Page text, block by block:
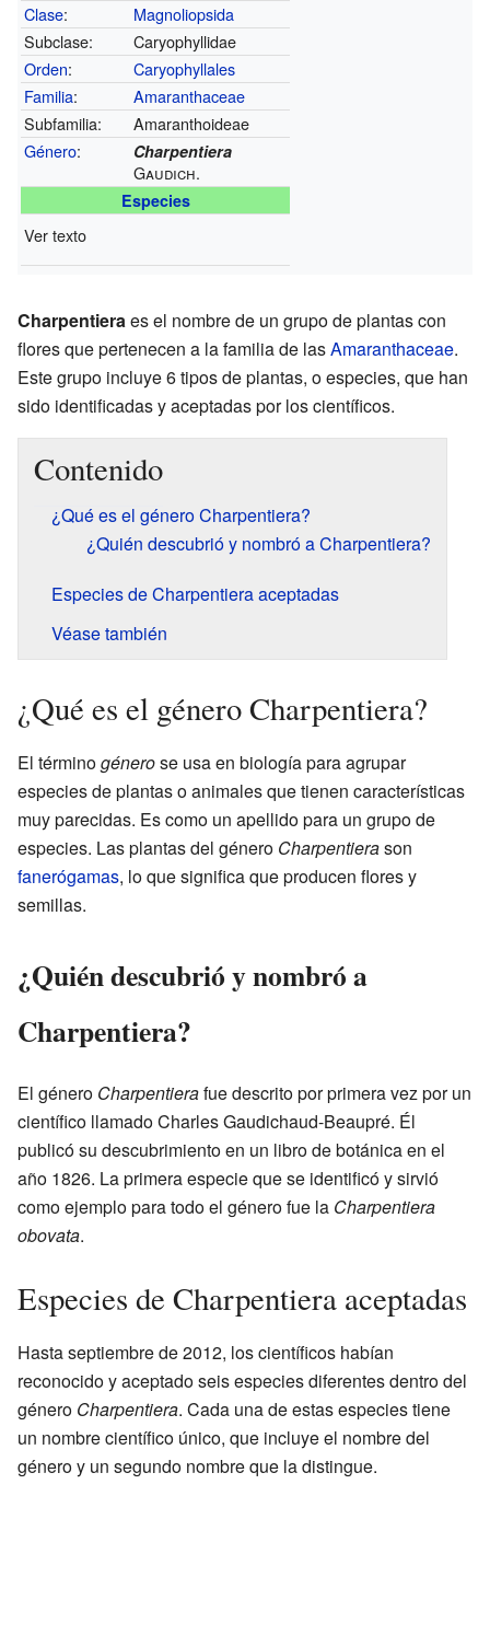
Clase:
Magnoliopsida
Subclase:
Caryophyllidae
Orden:
Caryophyllales
Familia:
Amaranthaceae
Subfamilia:
Amaranthoideae
Género: Charpentiera
Gaudich.
Especies
Ver texto
Charpentieraes el nombre de un grupo de plantas con
flores que pertenecen a la familia de lasAmaranthaceae.
Este grupo incluye 6 tipos de plantas, o especies, que han
sido identificadas y aceptadas por los científicos.
Contenido
¿Qué es el género Charpentiera?
¿Quién descubrió y nombró a Charpentiera?
Especies de Charpentiera aceptadas
Véase también
¿Qué es el género Charpentiera?
El términogénerose usa en biología para agrupar
especies de plantas o animales que tienen características
muy parecidas. Es como un apellido para un grupo de
especies. Las plantas del género Charpentierason
fanerógamas, lo que significa que producen flores y
semillas.
¿Quién descubrió y nombró a
Charpentiera?
El género Charpentierafue descrito por primera vez por un
científico llamado Charles Gaudichaud-Beaupré. Él
publicó su descubrimiento en un libro de botánica en el
año 1826. La primera especie que se identificó y sirvió
como ejemplo para todo el género fue la Charpentiera
obovata.
Especies de Charpentiera aceptadas
Hasta septiembre de 2012, los científicos habían
reconocido y aceptado seis especies diferentes dentro del
género Charpentiera. Cada una de estas especies tiene
un nombre científico único, que incluye el nombre del
género y un segundo nombre que la distingue.